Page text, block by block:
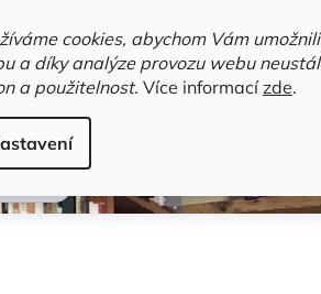
cookies, abychom Vám
a díky analýze provozu webu
a použitelnost. Více informacízde.
Trvalky a bestsellery